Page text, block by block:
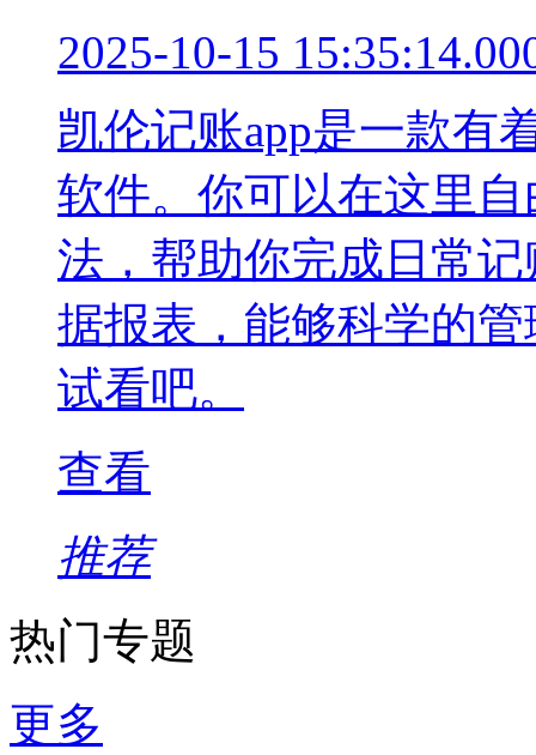
2025-10-15
凯伦记账app是一款有
软件。你可以在这里
法，帮助你完成日常
据报表，能够科学的
试看吧。
查看
推荐
热门专题
更多